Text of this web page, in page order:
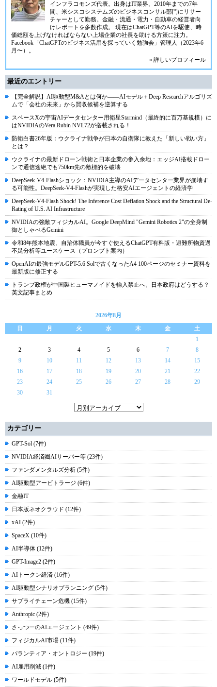
インフラコモンズ代表。出身はIT業界。2010年までの7年
間、米シスコシステムズのビジネスコンサル部門にリサー
チャーとして勤務。金融・流通・電力・自動車の経営者向
けレポートを多数作成。 現在はChatGPT等のAIを駆使、時
価総額を上げなければならない上場企業の社長を助ける方策に注力。
Facebook「ChatGPTのビジネス活用を探っていく勉強会」管理人（2023年6
月〜）。
» 詳しいプロフィール
最近のエントリー
【完全解説】AI駆動型M&Aとは何か――AIモデル＋Deep Researchアルゴリズ
ムで「会社の未来」から買収候補を逆算する
スペースXの宇宙AIデータセンター用衛星Starmind（最終的に百万基規模）に
はNVIDIAのVera Rubin NVL72が搭載される！
防衛白書26年版：ウクライナ戦争が日本の自衛隊に教えた「新しい戦い方」
とは？
ウクライナの最新ドローン戦術と日本企業の参入余地：エッジAI搭載ドロー
ンで通信途絶でも750km先の敵標的を破壊
DeepSeek-V4-Flashショック：NVIDIA主導のAIデータセンター業界が崩壊す
る可能性。DeepSeek-V4-Flashが実現した格安AIエージェントの経済学
DeepSeek-V4-Flash Shock! The Inference Cost Deflation Shock and the Structural De-
Rating of U.S. AI Infrastructure
NVIDIAの強敵フィジカルAI。Google DeepMind "Gemini Robotics 2"の全身制
御としゃべるGemini
令和8年熊本地震、自治体職員が今すぐ使えるChatGPT有料版・避難所物資過
不足分析等ユースケース（プロンプト案内）
OpenAIの最強モデルGPT-5.6 Solで古くなったA4 100ページのセミナー資料を
最新版に修正する
トランプ政権が中国製ヒューマノイドを輸入禁止へ。日本政府はどうする？
英文記事まとめ
2026年8月
日
月 火 水 木 金
土
1
2
3 4 5 6 7
8
9
10 11 12 13 14
15
16
17 18 19 20 21
22
23
24 25 26 27 28
29
30
31
カテゴリー
GPT-Sol (7件)
NVIDIA経済圏AIサーバー等 (23件)
ファンダメンタルズ分析 (5件)
AI駆動型アービトラージ (6件)
金融IT
日本版ネオクラウド (12件)
xAI (2件)
SpaceX (10件)
AI半導体 (12件)
GPT-Image2 (2件)
AIトークン経済 (16件)
AI駆動型シナリオプランニング (5件)
サプライチェーン危機 (15件)
Anthropic (2件)
さっつーのAIエージェント (49件)
フィジカルAI市場 (11件)
パランティア・オントロジー (19件)
AI雇用削減 (1件)
ワールドモデル (5件)